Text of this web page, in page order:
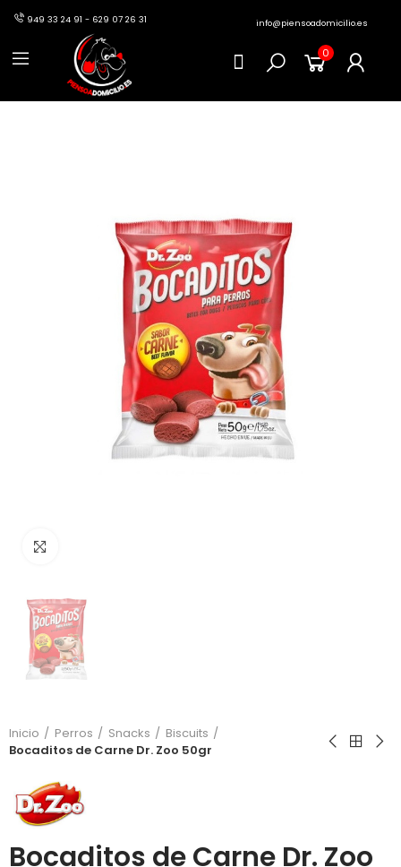
949 33 24 91 - 629 07 26 31 info@piensoadomicilio.es
0
Inicio Perros Snacks
Biscuits
Bocaditos de Carne Dr. Zoo 50gr
Bocaditos de Carne Dr. Zoo